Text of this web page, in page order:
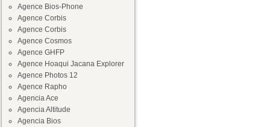
Agence Bios-Phone
Agence Corbis
Agence Corbis
Agence Cosmos
Agence GHFP
Agence Hoaqui Jacana Explorer
Agence Photos 12
Agence Rapho
Agencia Ace
Agencia Altitude
Agencia Bios